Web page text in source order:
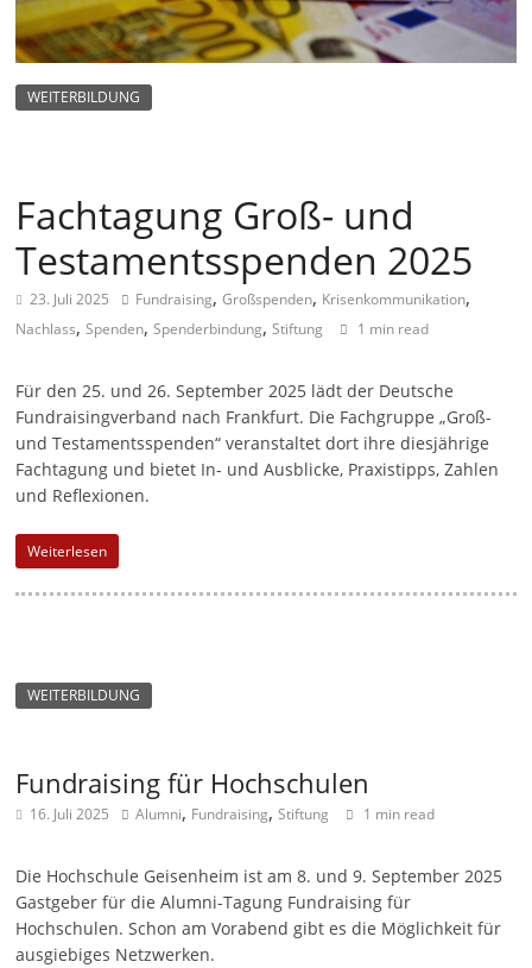
m
a
g
n
f
r
o
z
i
a
M
k
i
n
|
S
p
WEITERBILDUNG
Fachtagung Groß- und
Testamentsspenden 2025
23. Juli 2025 Fundraising,Großspenden, Krisenkommunikation,
Nachlass,Spenden,Spenderbindung,Stiftung 1 min read
Für den 25. und 26. September 2025 lädt der Deutsche
Fundraisingverband nach Frankfurt. Die Fachgruppe „Groß-
und Testamentsspenden“ veranstaltet dort ihre diesjährige
Fachtagung und bietet In- und Ausblicke, Praxistipps, Zahlen
und Reflexionen.
Weiterlesen
WEITERBILDUNG
Fundraising für Hochschulen
16. Juli 2025 Alumni, Fundraising,Stiftung 1 min read
Die Hochschule Geisenheim ist am 8. und 9. September 2025
Gastgeber für die Alumni-Tagung Fundraising für
Hochschulen. Schon am Vorabend gibt es die Möglichkeit für
ausgiebiges Netzwerken.